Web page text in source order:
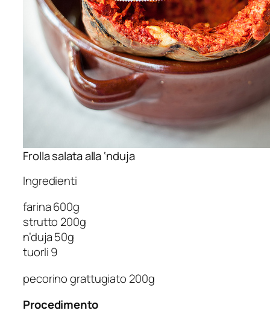
Frolla salata alla ‘nduja
Ingredienti
farina 600g
strutto 200g
n’duja 50g
tuorli 9
pecorino grattugiato 200g
Procedimento